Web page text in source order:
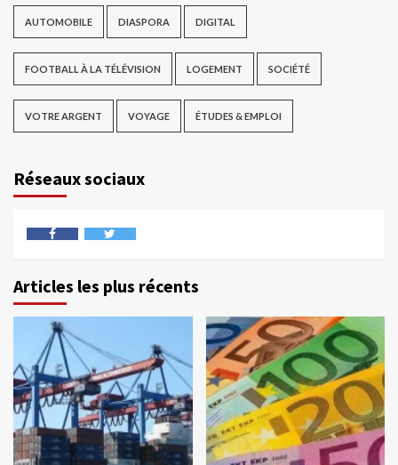
AUTOMOBILE DIASPORA DIGITAL
FOOTBALL À LA TÉLÉVISION LOGEMENT SOCIÉTÉ
VOTRE ARGENT VOYAGE ÉTUDES & EMPLOI
Réseaux sociaux
Articles les plus récents